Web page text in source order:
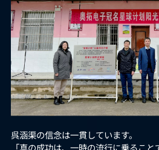
呉涵渠の信念は一貫しています。
「真の成功は、一時の流行に乗るこ